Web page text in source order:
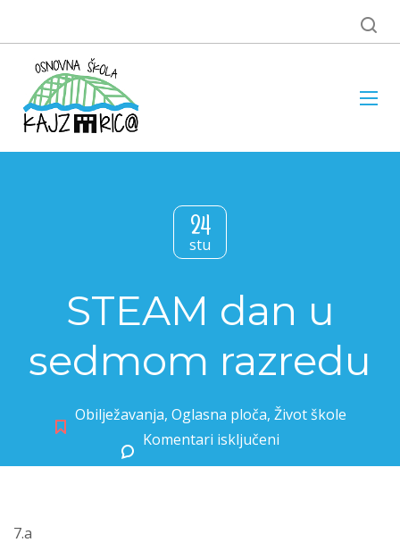
24
stu
STEAM dan u
sedmom razredu
Obilježavanja, Oglasna ploča, Život škole
Komentari isključeni
7.a